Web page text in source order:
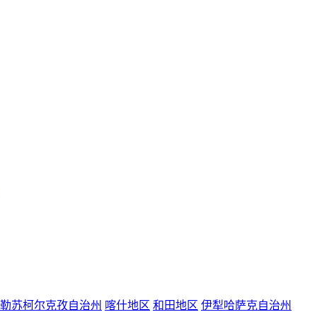
苏柯尔克孜自治州 喀什地区 和田地区 伊犁哈萨克自治州